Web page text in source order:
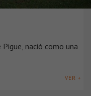
nació como una
VER +